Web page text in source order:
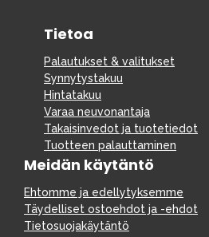
Tietoa
Palautukset & valitukset
Synnytystakuu
Hintatakuu
Varaa neuvonantaja
Takaisinvedot ja tuotetiedot
Tuotteen palauttaminen
Meidän käytäntö
Ehtomme ja edellytyksemme
Täydelliset ostoehdot ja -ehdot
Tietosuojakäytäntö